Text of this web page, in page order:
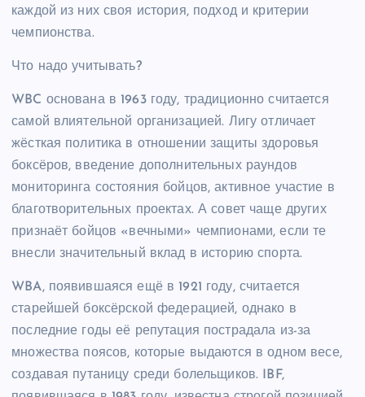
каждой из них своя история, подход и критерии
чемпионства.
Что надо учитывать?
WBC основана в 1963 году, традиционно считается
самой влиятельной организацией. Лигу отличает
жёсткая политика в отношении защиты здоровья
боксёров, введение дополнительных раундов
мониторинга состояния бойцов, активное участие в
благотворительных проектах. А совет чаще других
признаёт бойцов «вечными» чемпионами, если те
внесли значительный вклад в историю спорта.
WBA, появившаяся ещё в 1921 году, считается
старейшей боксёрской федерацией, однако в
последние годы её репутация пострадала из-за
множества поясов, которые выдаются в одном весе,
создавая путаницу среди болельщиков. IBF,